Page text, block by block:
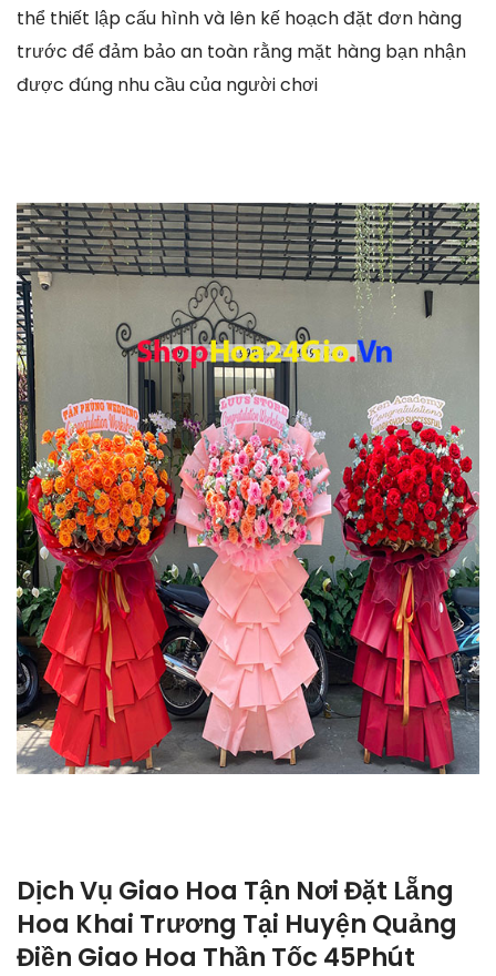
thể thiết lập cấu hình và lên kế hoạch đặt đơn hàng
trước để đảm bảo an toàn rằng mặt hàng bạn nhận
được đúng nhu cầu của người chơi
Dịch Vụ Giao Hoa Tận Nơi Đặt Lẵng
Hoa Khai Trương Tại Huyện Quảng
Điền Giao Hoa Thần Tốc 45Phút